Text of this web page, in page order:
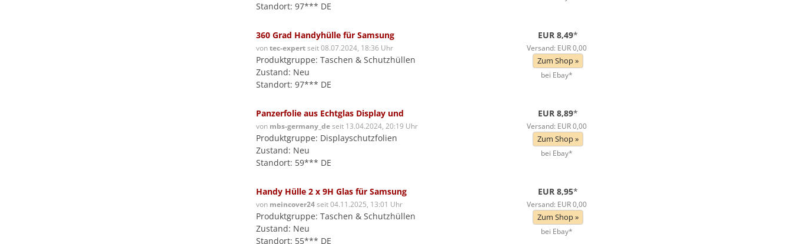
Standort: 97*** DE
360 Grad Handyhülle für Samsung
vontec-expertseit 08.07.2024, 18:36 Uhr
Produktgruppe: Taschen & Schutzhüllen
Zustand: Neu
Standort: 97*** DE
EUR 8,49*
Versand: EUR 0,00
Zum Shop »
bei Ebay*
Panzerfolie aus Echtglas Display und
von mbs-germany_deseit 13.04.2024, 20:19 Uhr
Produktgruppe: Displayschutzfolien
Zustand: Neu
Standort: 59*** DE
EUR 8,89*
Versand: EUR 0,00
Zum Shop »
bei Ebay*
Handy Hülle 2 x 9H Glas für Samsung
von meincover24seit 04.11.2025, 13:01 Uhr
Produktgruppe: Taschen & Schutzhüllen
Zustand: Neu
Standort: 55*** DE
EUR 8,95*
Versand: EUR 0,00
Zum Shop »
bei Ebay*